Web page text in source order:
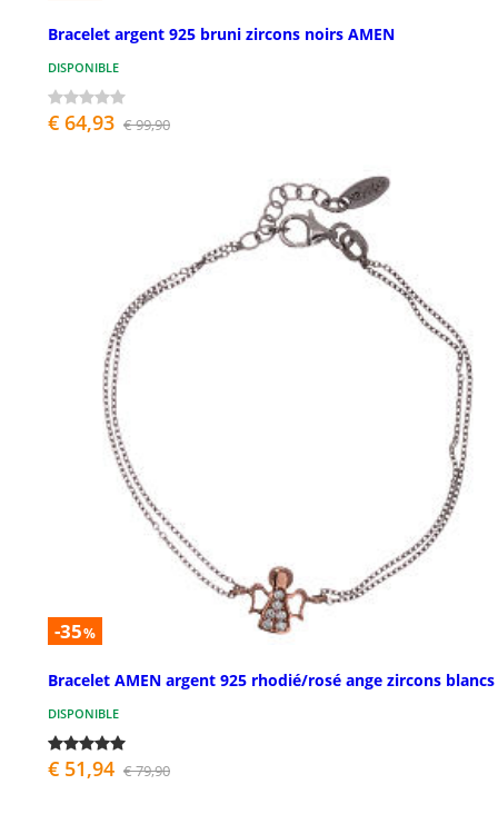
Bracelet argent 925 bruni zircons noirs AMEN
DISPONIBLE
€ 64,93 € 99,90
-35%
Bracelet AMEN argent 925 rhodié/rosé ange zircons blancs
DISPONIBLE
€ 51,94 € 79,90